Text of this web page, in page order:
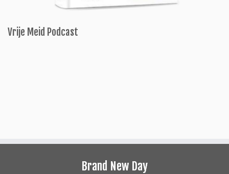
Vrije Meid Podcast
Brand New Day